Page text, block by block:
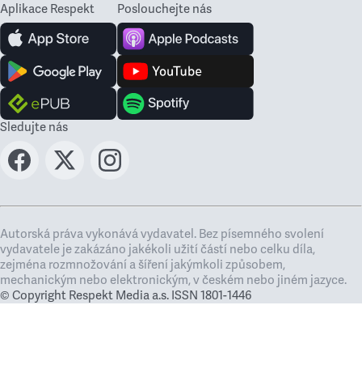
Aplikace Respekt Poslouchejte nás
Sledujte nás
Autorská práva vykonává vydavatel. Bez písemného svolení
vydavatele je zakázáno jakékoli užití částí nebo celku díla,
zejména rozmnožování a šíření jakýmkoli způsobem,
mechanickým nebo elektronickým, v českém nebo jiném jazyce.
© Copyright Respekt Media a.s. ISSN 1801-1446